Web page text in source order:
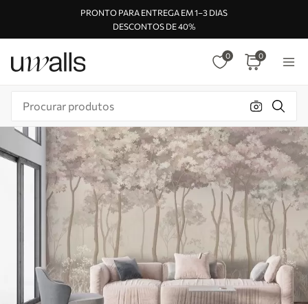
PRONTO PARA ENTREGA EM 1–3 DIAS
DESCONTOS DE 40%
0 0